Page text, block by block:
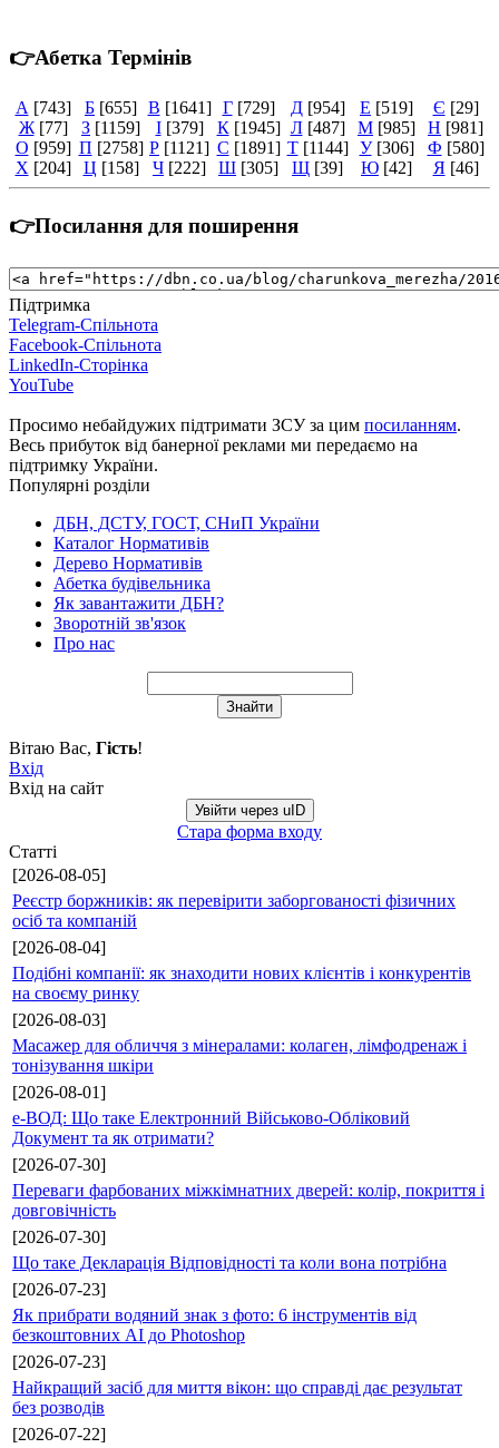
👉Абетка Термінів
А [743] Б [655] В [1641] Г [729] Д [954] Е [519] Є [29]
Ж [77] З [1159] І [379] К [1945] Л [487] М [985] Н [981]
О [959] П [2758] Р [1121] С [1891] Т [1144] У [306] Ф [580]
Х [204] Ц [158] Ч [222] Ш [305] Щ [39] Ю [42] Я [46]
👉Посилання для поширення
Підтримка
Telegram-Спільнота
Facebook-Спільнота
LinkedIn-Сторінка
YouTube
Просимо небайдужих підтримати ЗСУ за цим посиланням.
Весь прибуток від банерної реклами ми передаємо на
підтримку України.
Популярні розділи
ДБН, ДСТУ, ГОСТ, СНиП України
Каталог Нормативів
Дерево Нормативів
Абетка будівельника
Як завантажити ДБН?
Зворотній зв'язок
Про нас
Вітаю Вас, Гість!
Вхід
Вхід на сайт
Увійти через uID
Стара форма входу
Статті
[2026-08-05]
Реєстр боржників: як перевірити заборгованості фізичних
осіб та компаній
[2026-08-04]
Подібні компанії: як знаходити нових клієнтів і конкурентів
на своєму ринку
[2026-08-03]
Масажер для обличчя з мінералами: колаген, лімфодренаж і
тонізування шкіри
[2026-08-01]
е-ВОД: Що таке Електронний Військово-Обліковий
Документ та як отримати?
[2026-07-30]
Переваги фарбованих міжкімнатних дверей: колір, покриття і
довговічність
[2026-07-30]
Що таке Декларація Відповідності та коли вона потрібна
[2026-07-23]
Як прибрати водяний знак з фото: 6 інструментів від
безкоштовних AI до Photoshop
[2026-07-23]
Найкращий засіб для миття вікон: що справді дає результат
без розводів
[2026-07-22]